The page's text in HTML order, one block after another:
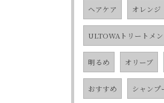
ヘアケア オレンジ
ULTOWAトリートメン
明るめ オリーブ
おすすめ シャンプ